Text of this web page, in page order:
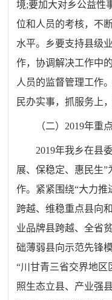
境;要加大对乡公益性
位和人员的考核，不
水平。乡要支持县级
作，协调解决工作中
人员的监督管理工作
民办实事，抓服务上
（二） 2019年重
2019年我乡在县
展、保稳定、惠民生
作。紧紧围绕“大力
跨越、维稳重点县向
业品牌县跨越、全省
础薄弱县向示范先锋
“川甘青三省交界地区
照生态立县、产业强